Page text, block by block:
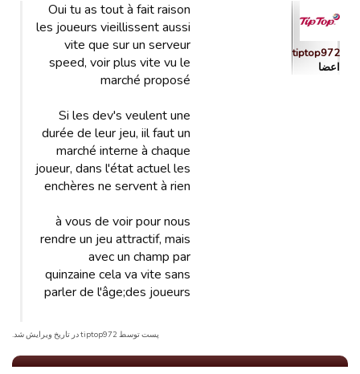
tiptop972
اعضا
Oui tu as tout à fait raison
les joueurs vieillissent aussi
vite que sur un serveur
speed, voir plus vite vu le
marché proposé
Si les dev's veulent une
durée de leur jeu, iil faut un
marché interne à chaque
joueur, dans l'état actuel les
enchères ne servent à rien
à vous de voir pour nous
rendre un jeu attractif, mais
avec un champ par
quinzaine cela va vite sans
parler de l'âge;des joueurs
پست توسط tiptop972 در تاریخ ویرایش شد.